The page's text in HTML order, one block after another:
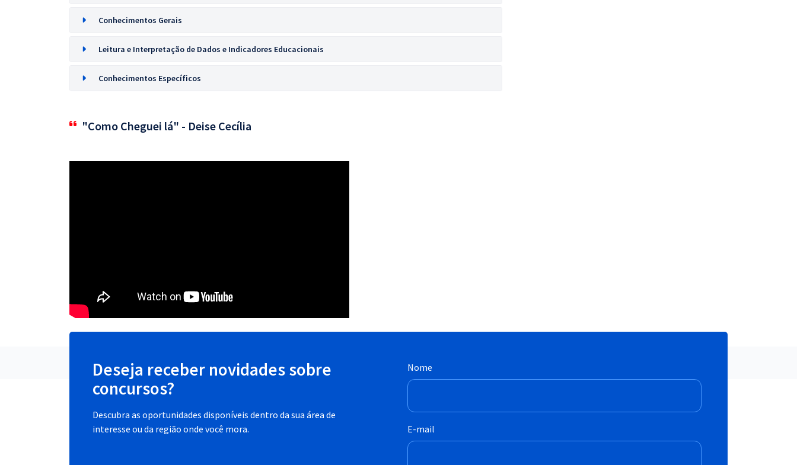
Conhecimentos Gerais
Leitura e Interpretação de Dados e Indicadores Educacionais
Conhecimentos Específicos
"Como Cheguei lá" - Deise Cecília
Deseja receber novidades sobre
concursos?
Descubra as oportunidades disponíveis dentro da sua área de
interesse ou da região onde você mora.
Nome
E-mail